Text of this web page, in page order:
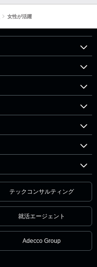
女性が活躍
テックコンサルティング
就活エージェント
Adecco Group